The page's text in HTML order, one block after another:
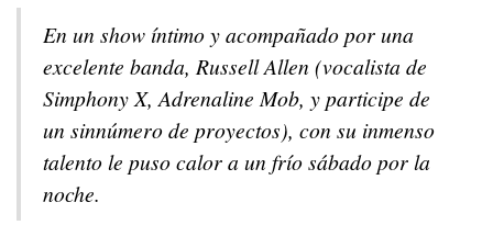
En un show íntimo y acompañado por una
excelente banda, Russell Allen (vocalista de
Simphony X, Adrenaline Mob, y participe de
un sinnúmero de proyectos), con su inmenso
talento le puso calor a un frío sábado por la
noche.